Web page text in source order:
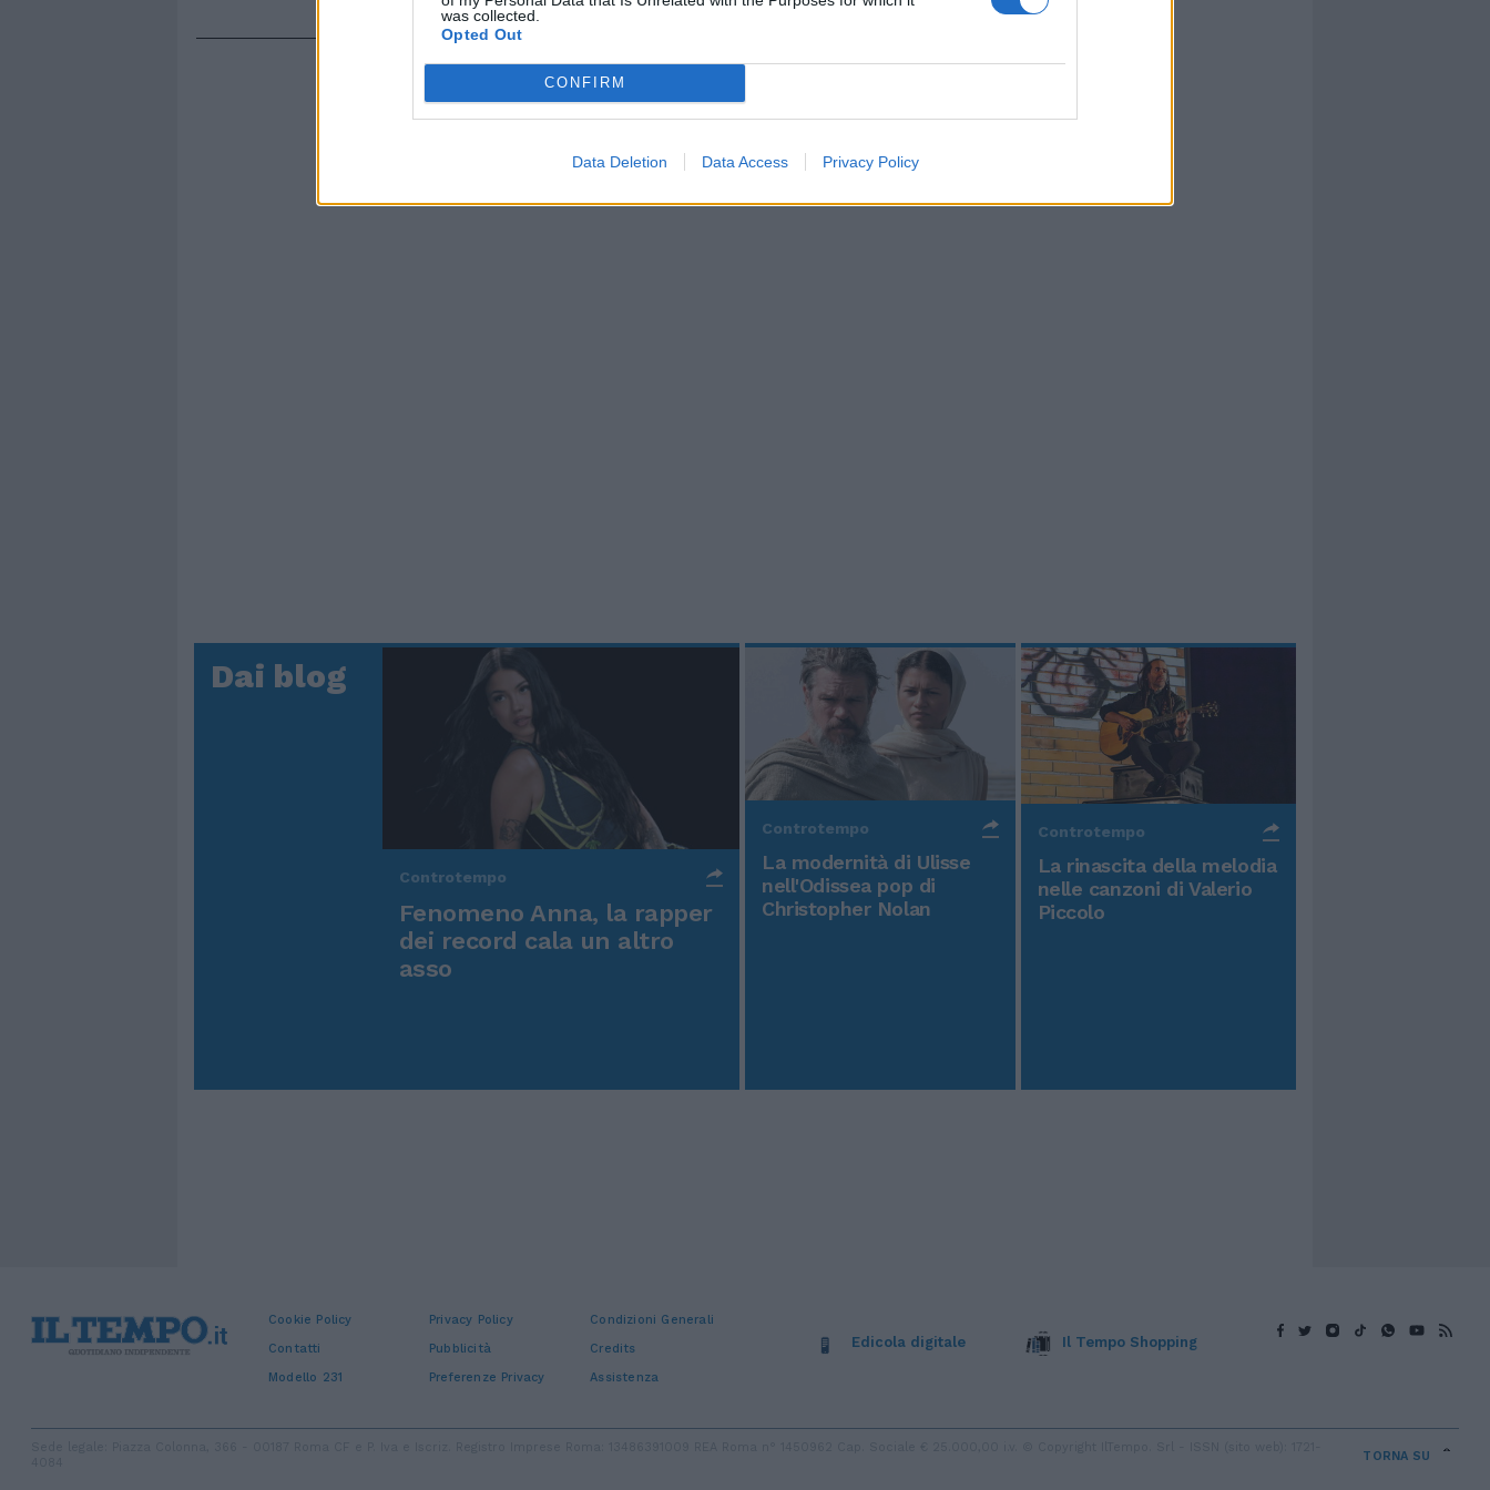
was collected.
Opted Out
CONFIRM
Data Deletion Data Access Privacy Policy
Dai blog
Controtempo
Fenomeno Anna, la rapper
dei record cala un altro
asso
Controtempo
La modernità di Ulisse
nell'Odissea pop di
Christopher Nolan
Controtempo
La rinascita della melodia
nelle canzoni di Valerio
Piccolo
Cookie Policy Privacy Policy
Condizioni Generali
Contatti
Pubblicità
Credits
Modello 231
Preferenze Privacy Assistenza
Edicola digitale Il Tempo Shopping
TORNA SU